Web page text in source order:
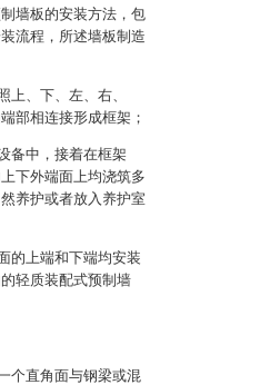
墙板的安装方法，包
流程，所述墙板制造
上、下、左、右、
部相连接形成框架；
备中，接着在框架
下外端面上均浇筑多
养护或者放入养护室
的上端和下端均安装
轻质装配式预制墙
个直角面与钢梁或混